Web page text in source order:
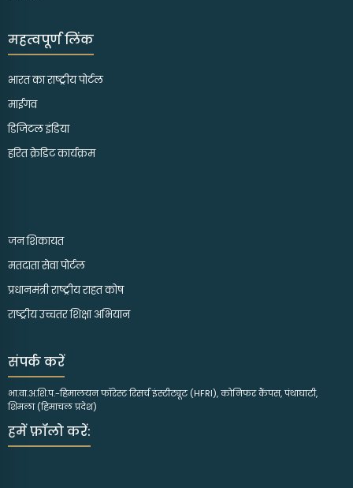
महत्वपूर्ण लिंक
भारत का राष्ट्रीय पोर्टल
माईगव
डिजिटल इंडिया
हरित क्रेडिट कार्यक्रम
जन शिकायत
मतदाता सेवा पोर्टल
प्रधानमंत्री राष्ट्रीय राहत कोष
राष्ट्रीय उच्चतर शिक्षा अभियान
संपर्क करें
भा.वा.अ.शि.प.-हिमालयन फॉरेस्ट रिसर्च इंस्टीट्यूट (HFRI), कोनिफर कैंपस, पंथाघाटी,
शिमला (हिमाचल प्रदेश)
हमें फ़ॉलो करें: